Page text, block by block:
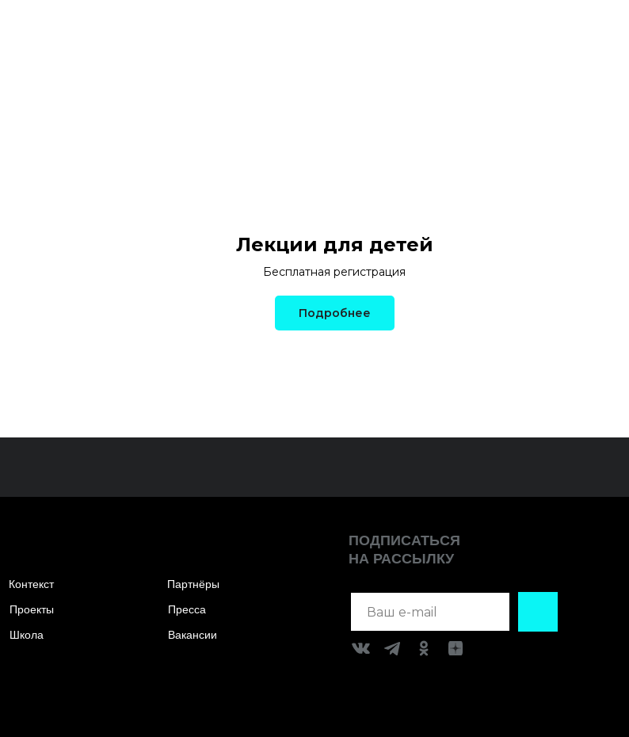
Лекции для детей
Бесплатная регистрация
Подробнее
ПОДПИСАТЬСЯ
НА РАССЫЛКУ
Партнёры
Пресса
Проекты
Контекст
Вакансии
Школа